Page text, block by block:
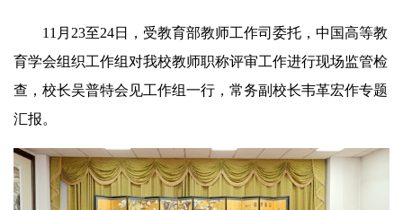
11月23至24日，受教育部教师工作司委托，中国高等教
育学会组织工作组对我校教师职称评审工作进行现场监管检
查，校长吴普特会见工作组一行，常务副校长韦革宏作专题
汇报。